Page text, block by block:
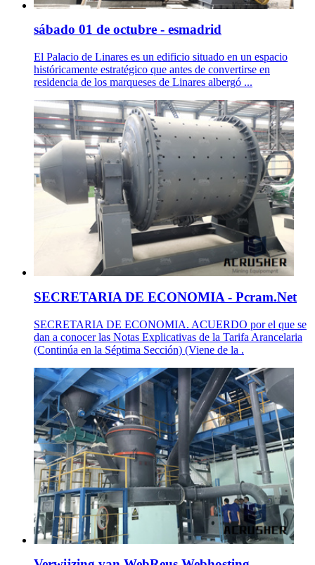
sábado 01 de octubre - esmadrid
El Palacio de Linares es un edificio situado en un espacio
históricamente estratégico que antes de convertirse en
residencia de los marqueses de Linares albergó ...
SECRETARIA DE ECONOMIA - Pcram.Net
SECRETARIA DE ECONOMIA. ACUERDO por el que se
dan a conocer las Notas Explicativas de la Tarifa Arancelaria
(Continúa en la Séptima Sección) (Viene de la .